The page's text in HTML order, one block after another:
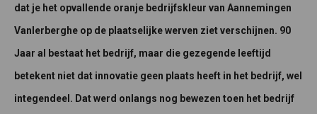
dat je het opvallende oranje bedrijfskleur van Aannemingen
Vanlerberghe op de plaatselijke werven ziet verschijnen. 90
Jaar al bestaat het bedrijf, maar die gezegende leeftijd
betekent niet dat innovatie geen plaats heeft in het bedrijf, wel
integendeel. Dat werd onlangs nog bewezen toen het bedrijf